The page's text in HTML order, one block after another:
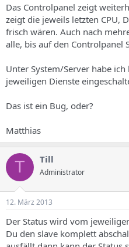
h
e
m
a
s
t
u
m
Das Controlpanel zeigt
zeigt die jeweils letzten CPU,
frisch wären. Auch nach
alle, bis auf den Controlpanel
Unter System/Server habe
jeweiligen Dienste
Das ist ein Bug, oder?
Matthias
T Till
Administrator
12. März 2013
Der Status wird vom
Du den slave komplett